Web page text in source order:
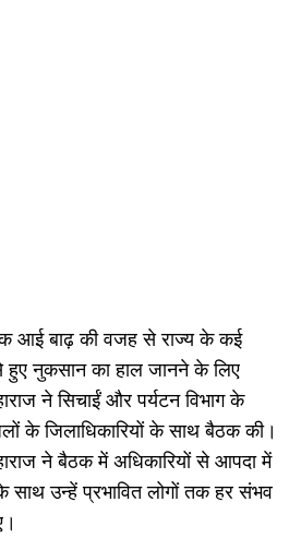
आई बाढ़ की वजह से राज्य के कई
हुए नुकसान का हाल जानने के लिए
ने सिचाईं और पर्यटन विभाग के
के जिलाधिकारियों के साथ बैठक की।
ने बैठक में अधिकारियों से आपदा में
उन्हें प्रभावित लोगों तक हर संभव